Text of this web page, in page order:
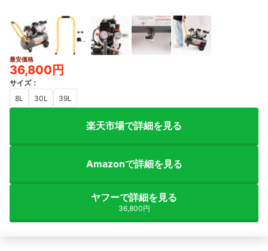
最安価格
36,800円
サイズ：
8L
30L 39L
楽天市場で詳細を見る
Amazonで詳細を見る
ヤフーで詳細を見る
36,800円